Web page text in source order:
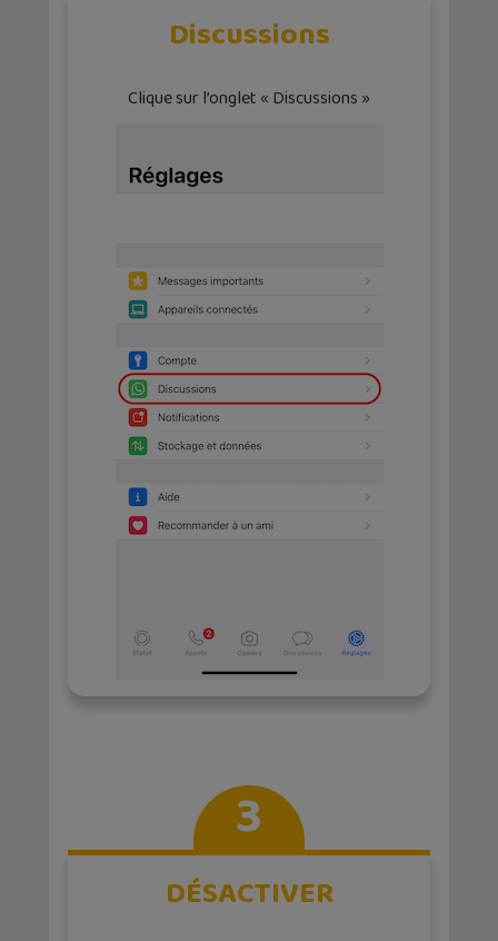
Discussions
Clique sur l’onglet « Discussions »
3
DÉSACTIVER